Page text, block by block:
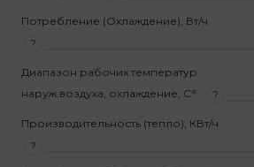
Потребление (Охлаждение), Вт/ч
?
Диапазон рабочих температур
наруж.воздуха, охлаждение, С°
?
Производительность (тепло), КВт/ч
?